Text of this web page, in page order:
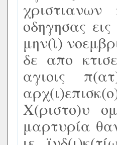
οδηγησας
μην(ὶ)
δε απο
αγιοις
Χ(ριστο)υ
μαρτυρία